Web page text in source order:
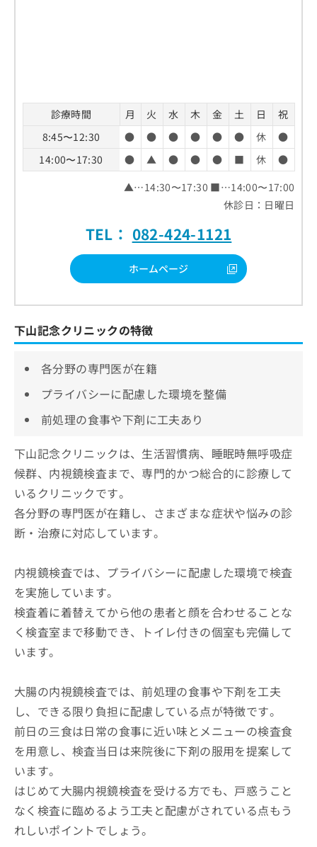
診療時間 月 火 水 木 金 土 日
祝
8:45〜12:30
● ● ● ● ● ● 休
●
14:00〜17:30
● ▲ ● ● ● ■ 休
●
▲…14:30〜17:30 ■…14:00〜17:00
休診日：日曜日
TEL： 082-424-1121
ホームページ
下山記念クリニックの特徴
各分野の専門医が在籍
プライバシーに配慮した環境を整備
前処理の食事や下剤に工夫あり
下山記念クリニックは、生活習慣病、睡眠時無呼吸症
候群、内視鏡検査まで、専門的かつ総合的に診療して
いるクリニックです。
各分野の専門医が在籍し、さまざまな症状や悩みの診
断・治療に対応しています。
内視鏡検査では、プライバシーに配慮した環境で検査
を実施しています。
検査着に着替えてから他の患者と顔を合わせることな
く検査室まで移動でき、トイレ付きの個室も完備して
います。
大腸の内視鏡検査では、前処理の食事や下剤を工夫
し、できる限り負担に配慮している点が特徴です。
前日の三食は日常の食事に近い味とメニューの検査食
を用意し、検査当日は来院後に下剤の服用を提案して
います。
はじめて大腸内視鏡検査を受ける方でも、戸惑うこと
なく検査に臨めるよう工夫と配慮がされている点もう
れしいポイントでしょう。